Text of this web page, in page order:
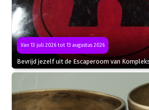
Van 13 juli 2026 tot 13 augustus 2026
Bevrijd jezelf uit de Escaperoom van